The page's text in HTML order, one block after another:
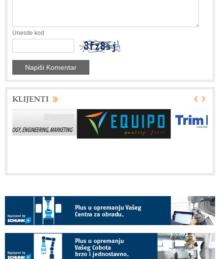
Unesite kod
KLIJENTI